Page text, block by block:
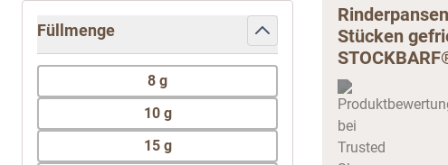
Füllmenge
filter
8 g
10 g
15 g
Stücken